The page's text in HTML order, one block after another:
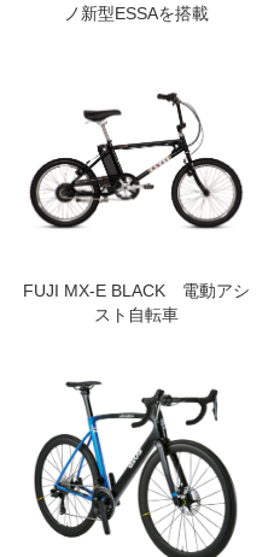
ノ新型ESSAを搭載
FUJI MX-E BLACK 電動アシ
スト自転車